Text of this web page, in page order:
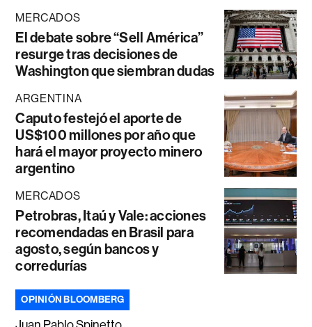
MERCADOS
El debate sobre “Sell América”
resurge tras decisiones de
Washington que siembran dudas
ARGENTINA
Caputo festejó el aporte de
US$100 millones por año que
hará el mayor proyecto minero
argentino
MERCADOS
Petrobras, Itaú y Vale: acciones
recomendadas en Brasil para
agosto, según bancos y
corredurías
OPINIÓN BLOOMBERG